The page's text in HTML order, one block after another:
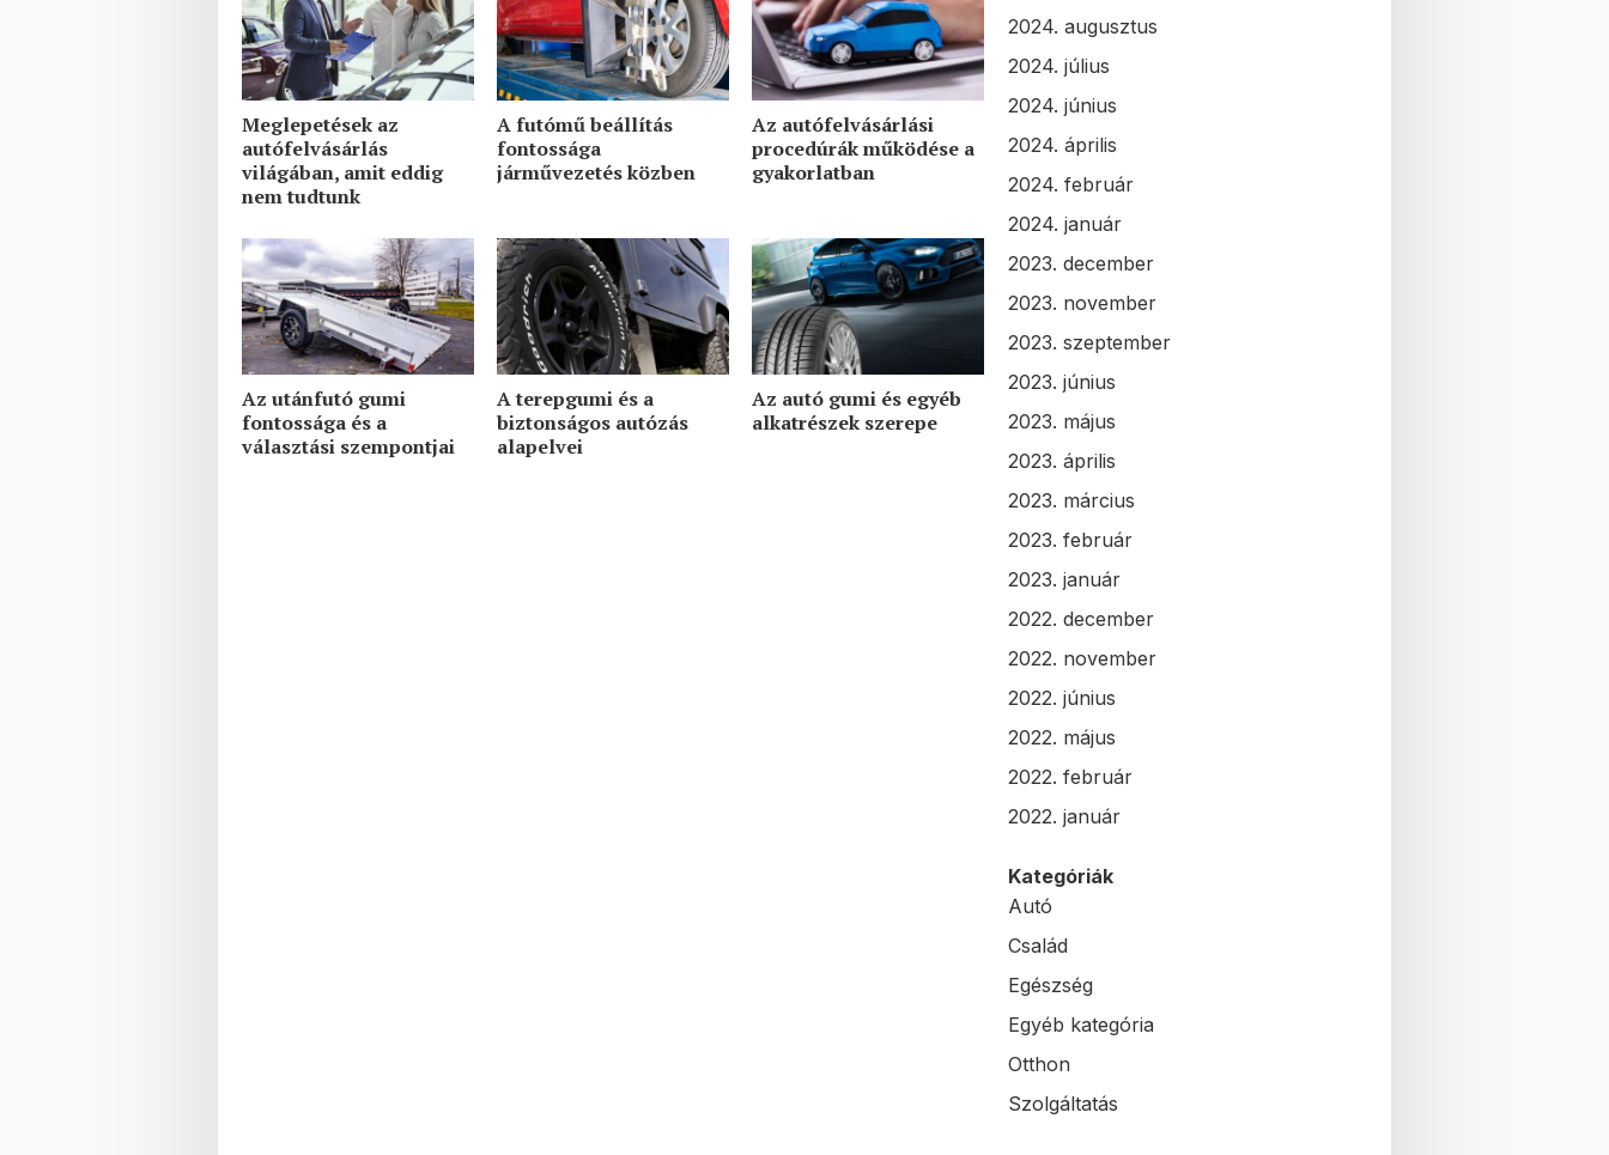
Meglepetések az
autófelvásárlás
világában, amit eddig
nem tudtunk
A futómű beállítás
fontossága
járművezetés közben
Az autófelvásárlási
procedúrák működése a
gyakorlatban
Az utánfutó gumi
fontossága és a
választási szempontjai
A terepgumi és a
biztonságos autózás
alapelvei
Az autó gumi és egyéb
alkatrészek szerepe
2024. augusztus
2024. július
2024. június
2024. április
2024. február
2024. január
2023. december
2023. november
2023. szeptember
2023. június
2023. május
2023. április
2023. március
2023. február
2023. január
2022. december
2022. november
2022. június
2022. május
2022. február
2022. január
Kategóriák
Autó
Család
Egészség
Egyéb kategória
Otthon
Szolgáltatás